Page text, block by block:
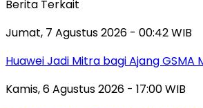
Berita Terkait
Jumat, 7 Agustus 2026 - 00:42 WIB
Huawei Jadi Mitra bagi Ajang GSMA
Kamis, 6 Agustus 2026 - 17:00 WIB